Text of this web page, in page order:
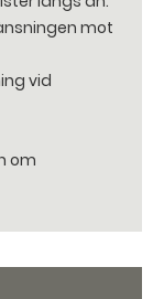
mot
vid
om